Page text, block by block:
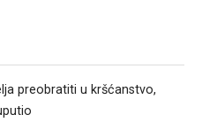
preobratiti u kršćanstvo,